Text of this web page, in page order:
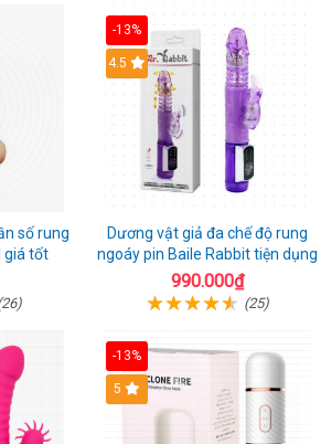
số rung
giá tốt
-13%
4.5
Dương vật giả đa chế độ rung
ngoáy pin Baile Rabbit tiện dụng
990.000₫
(25)
-13%
5